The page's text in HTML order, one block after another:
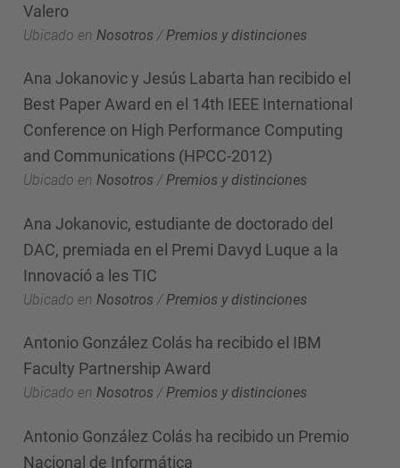
Valero
Ubicado en Nosotros / Premios y distinciones
Ana Jokanovic y Jesús Labarta han recibido el
Best Paper Award en el 14th IEEE International
Conference on High Performance Computing
and Communications (HPCC-2012)
Ubicado en Nosotros /Premios y distinciones
Ana Jokanovic, estudiante de doctorado del
DAC, premiada en el Premi Davyd Luque a la
Innovació a les TIC
Ubicado en Nosotros / Premios y distinciones
Antonio González Colás ha recibido el IBM
Faculty Partnership Award
Ubicado en Nosotros /Premios y distinciones
Antonio González Colás ha recibido un Premio
Nacional de Informática